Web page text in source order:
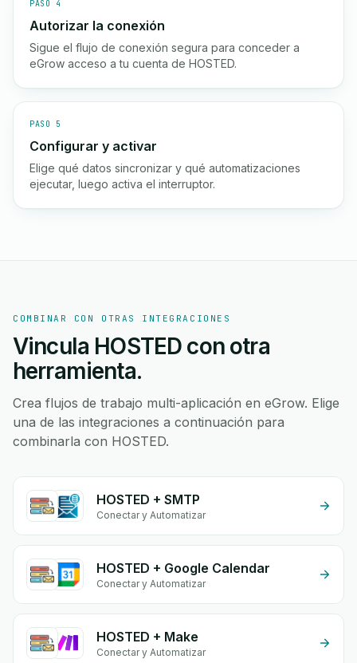
PASO 4
Autorizar la conexión
Sigue el flujo de conexión segura para conceder a
eGrow acceso a tu cuenta de HOSTED.
PASO 5
Configurar y activar
Elige qué datos sincronizar y qué automatizaciones
ejecutar, luego activa el interruptor.
COMBINAR CON OTRAS INTEGRACIONES
Vincula HOSTED con otra
herramienta.
Crea flujos de trabajo multi-aplicación en eGrow. Elige
una de las integraciones a continuación para
combinarla con HOSTED.
HOSTED + SMTP
Conectar y Automatizar
HOSTED + Google Calendar
Conectar y Automatizar
HOSTED + Make
Conectar y Automatizar